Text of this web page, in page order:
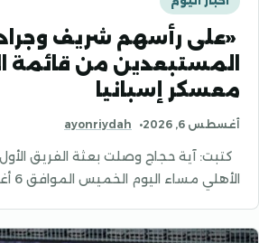
«على رأسهم شريف
المستبعدين من قائمة
معسكر إسبانيا
أغسطس 6, 2026 ayonriydah
كتبت: آية حجاج وصلت بعثة الفريق الأول
الأهلي مساء اليوم الخميس الموافق 6 أغسطس…